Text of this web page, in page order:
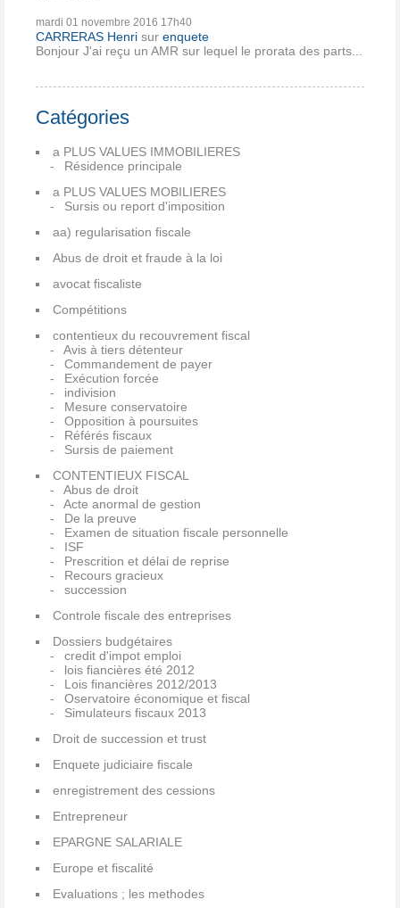
mardi 01 novembre 2016 17h40
CARRERAS Henri sur enquete
Bonjour J'ai reçu un AMR sur lequel le prorata des parts...
Catégories
a PLUS VALUES IMMOBILIERES
Résidence principale
a PLUS VALUES MOBILIERES
Sursis ou report d'imposition
aa) regularisation fiscale
Abus de droit et fraude à la loi
avocat fiscaliste
Compétitions
contentieux du recouvrement fiscal
Avis à tiers détenteur
Commandement de payer
Exécution forcée
indivision
Mesure conservatoire
Opposition à poursuites
Référés fiscaux
Sursis de paiement
CONTENTIEUX FISCAL
Abus de droit
Acte anormal de gestion
De la preuve
Examen de situation fiscale personnelle
ISF
Prescrition et délai de reprise
Recours gracieux
succession
Controle fiscale des entreprises
Dossiers budgétaires
credit d'impot emploi
lois fiancières été 2012
Lois financières 2012/2013
Oservatoire économique et fiscal
Simulateurs fiscaux 2013
Droit de succession et trust
Enquete judiciaire fiscale
enregistrement des cessions
Entrepreneur
EPARGNE SALARIALE
Europe et fiscalité
Evaluations ; les methodes